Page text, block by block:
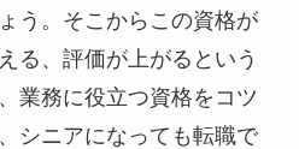
う。そこからこの資格が
る、評価が上がるという
業務に役立つ資格をコツ
シニアになっても転職で